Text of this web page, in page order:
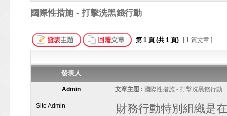
國際性措施 - 打擊洗黑錢行動
第 1 頁 (共 1 頁) [ 1 篇文章 ]
發表人
Admin 文章主題 : 國際性措施 - 打擊洗黑錢行動
Site Admin
財務行動特別組織是